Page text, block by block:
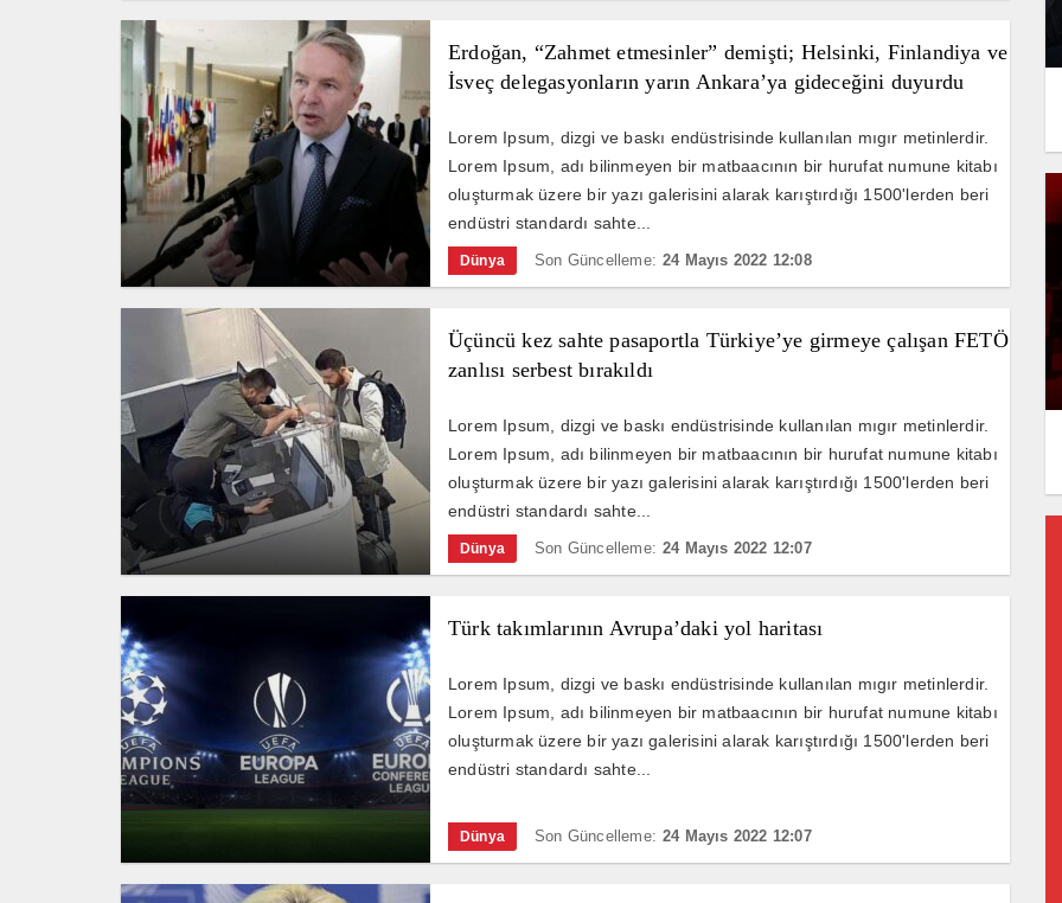
Erdoğan, “Zahmet etmesinler” demişti; Helsinki, Finlandiya ve
İsveç delegasyonların yarın Ankara’ya gideceğini duyurdu
Lorem Ipsum, dizgi ve baskı endüstrisinde kullanılan mıgır metinlerdir.
Lorem Ipsum, adı bilinmeyen bir matbaacının bir hurufat numune kitabı
oluşturmak üzere bir yazı galerisini alarak karıştırdığı 1500'lerden beri
endüstri standardı sahte...
Dünya Son Güncelleme: 24 Mayıs 2022 12:08
Üçüncü kez sahte pasaportla Türkiye’ye girmeye çalışan FETÖ
zanlısı serbest bırakıldı
Lorem Ipsum, dizgi ve baskı endüstrisinde kullanılan mıgır metinlerdir.
Lorem Ipsum, adı bilinmeyen bir matbaacının bir hurufat numune kitabı
oluşturmak üzere bir yazı galerisini alarak karıştırdığı 1500'lerden beri
endüstri standardı sahte...
Dünya Son Güncelleme: 24 Mayıs 2022 12:07
Türk takımlarının Avrupa’daki yol haritası
Lorem Ipsum, dizgi ve baskı endüstrisinde kullanılan mıgır metinlerdir.
Lorem Ipsum, adı bilinmeyen bir matbaacının bir hurufat numune kitabı
oluşturmak üzere bir yazı galerisini alarak karıştırdığı 1500'lerden beri
endüstri standardı sahte...
Dünya Son Güncelleme: 24 Mayıs 2022 12:07